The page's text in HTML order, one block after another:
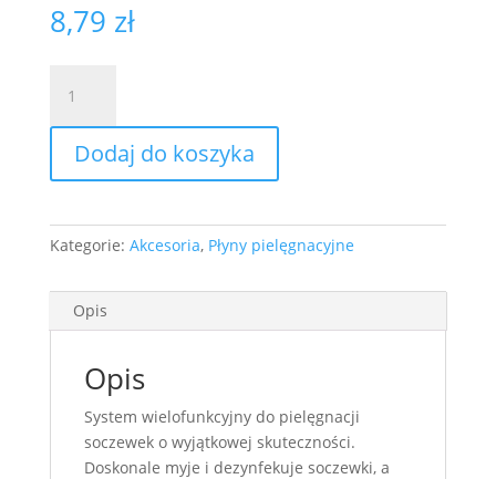
8,79 zł
Clear
Care
ml
płyn
niedostęny
końca
sierpnia
Dodaj do koszyka
Kategorie: Akcesoria, Płyny pielęgnacyjne
Opis
Opis
System wielofunkcyjny do pielęgnacji
soczewek o wyjątkowej skuteczności.
Doskonale myje i dezynfekuje soczewki, a